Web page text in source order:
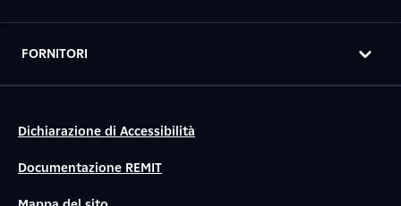
FORNITORI
Dichiarazione di Accessibilità
Documentazione REMIT